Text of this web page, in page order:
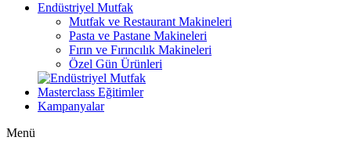
Endüstriyel Mutfak
Mutfak ve Restaurant Makineleri
Pasta ve Pastane Makineleri
Fırın ve Fırıncılık Makineleri
Özel Gün Ürünleri
Masterclass Eğitimler
Kampanyalar
Menü